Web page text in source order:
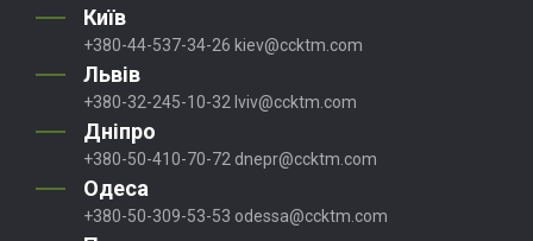
Київ
+380-44-537-34-26 kiev@ccktm.com
Львів
+380-32-245-10-32 lviv@ccktm.com
Дніпро
+380-50-410-70-72 dnepr@ccktm.com
Одеса
+380-50-309-53-53 odessa@ccktm.com